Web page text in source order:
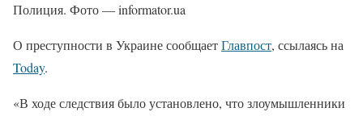
Полиция. Фото — informator.ua
О преступности в Украине сообщаетГлавпост, ссылаясь на
Today.
«В ходе следствия было установлено, что злоумышленники